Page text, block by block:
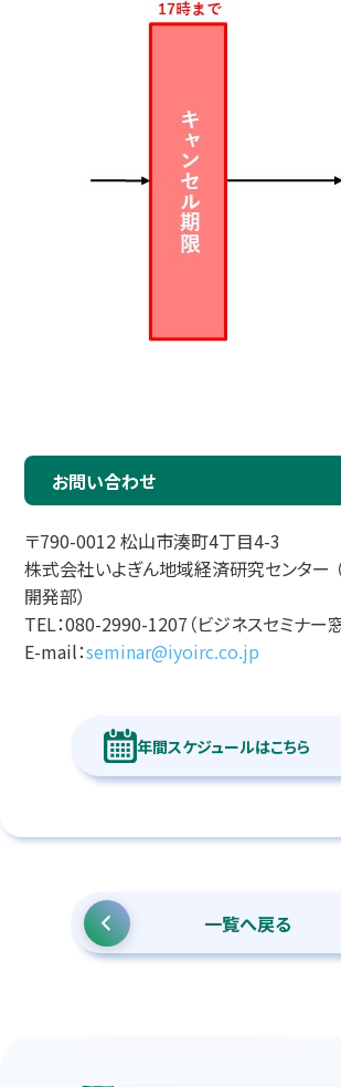
お問い合わせ
〒790-0012 松山市湊町4丁目4-3
株式会社いよぎん地域経済研究センター
開発部）
TEL：080-2990-1207（ビジネスセミナー窓
E-mail：seminar@iyoirc.co.jp
年間スケジュールはこちら
一覧へ戻る